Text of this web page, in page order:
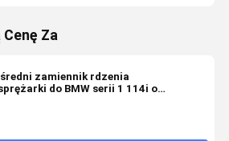
Za
zamiennik rdzenia
do BMW serii 1 114i o